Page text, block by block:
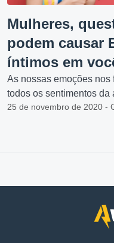
Mulheres,
podem causar
íntimos em
As nossas emoções nos
todos os sentimentos da
25 de novembro de 2020 -